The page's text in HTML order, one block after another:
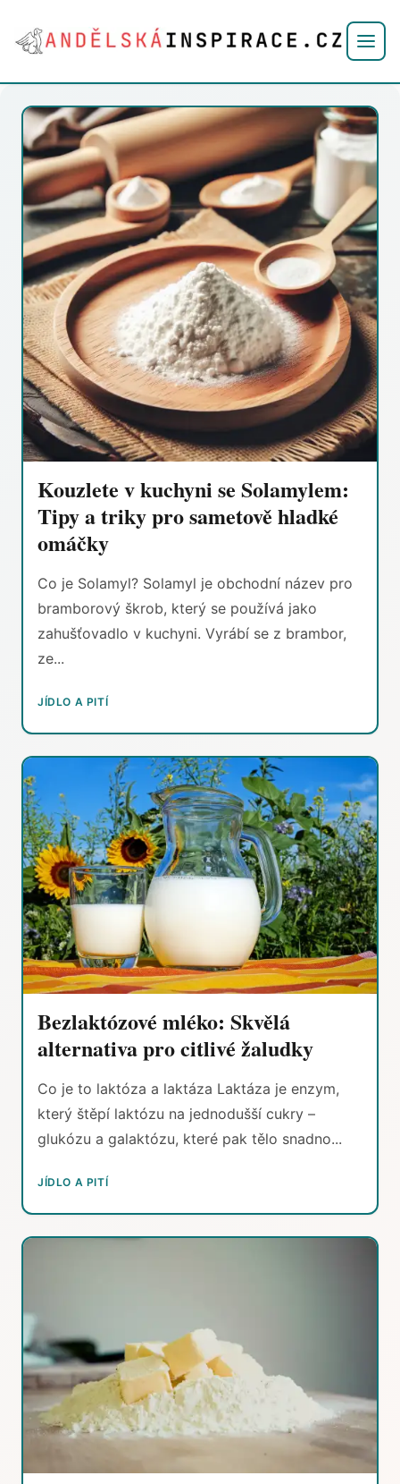
Kouzlete v kuchyni se Solamylem:
Tipy a triky pro sametově hladké
omáčky
Co je Solamyl? Solamyl je obchodní název pro
bramborový škrob, který se používá jako
zahušťovadlo v kuchyni. Vyrábí se z brambor,
ze...
JÍDLO A PITÍ
Bezlaktózové mléko: Skvělá
alternativa pro citlivé žaludky
Co je to laktóza a laktáza Laktáza je enzym,
který štěpí laktózu na jednodušší cukry –
glukózu a galaktózu, které pak tělo snadno...
JÍDLO A PITÍ